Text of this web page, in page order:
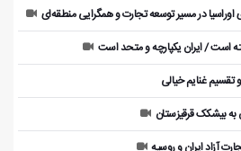
اوراسیا در مسیر توسعه تجارت و همگرایی منطقه‌ای
است / ایران یکپارچه و متحد است
تقسیم غنایم خیالی
بیشکک قرقیزستان